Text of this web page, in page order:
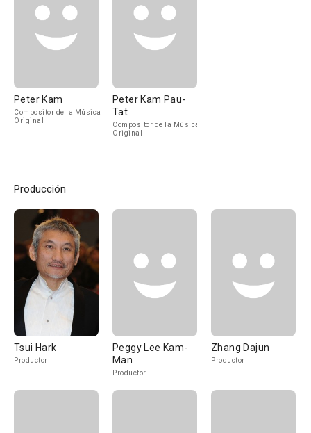
Peter Kam
Compositor de la Música
Original
Peter Kam Pau-
Tat
Compositor de la Música
Original
Producción
Tsui Hark
Productor
Peggy Lee Kam-
Man
Productor
Zhang Dajun
Productor